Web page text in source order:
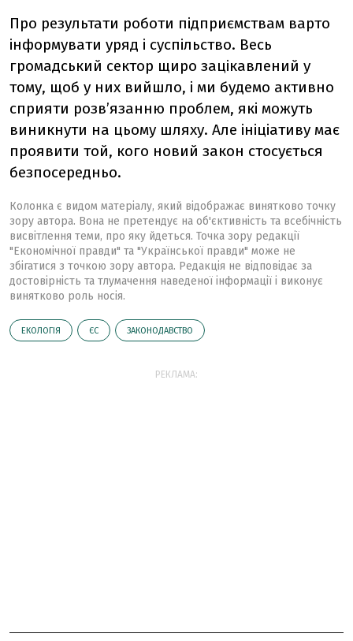
Про результати роботи підприємствам варто
інформувати уряд і суспільство. Весь
громадський сектор щиро зацікавлений у
тому, щоб у них вийшло, і ми будемо активно
сприяти розв’язанню проблем, які можуть
виникнути на цьому шляху. Але ініціативу має
проявити той, кого новий закон стосується
безпосередньо.
Колонка є видом матеріалу, який відображає винятково точку
зору автора. Вона не претендує на об'єктивність та всебічність
висвітлення теми, про яку йдеться. Точка зору редакції
"Економічної правди" та "Української правди" може не
збігатися з точкою зору автора. Редакція не відповідає за
достовірність та тлумачення наведеної інформації і виконує
винятково роль носія.
ЕКОЛОГІЯ ЄС ЗАКОНОДАВСТВО
РЕКЛАМА: